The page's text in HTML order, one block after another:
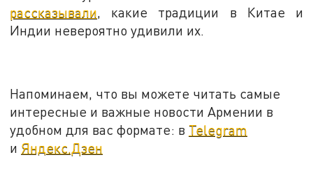
рассказывали , какие традиции в Китае и
Индии невероятно удивили их.
Напоминаем, что вы можете читать самые
интересные и важные новости Армении в
удобном для вас формате: в Telegram
и Яндекс.Дзен